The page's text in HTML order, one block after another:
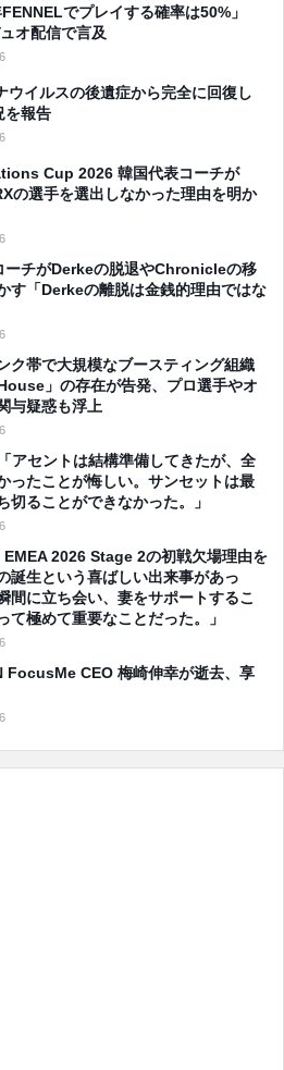
でプレイする確率は50%」
オ配信で言及
ウイルスの後遺症から完全に回復し
を報告
Cup 2026 韓国代表コーチが
の選手を選出しなかった理由を明か
ーチがDerkeの脱退やChronicleの移
す「Derkeの離脱は金銭的理由ではな
ク帯で大規模なブースティング組織
」の存在が告発、プロ選手やオ
与疑惑も浮上
アセントは結構準備してきたが、全
ったことが悔しい。サンセットは最
切ることができなかった。」
2026 Stage 2の初戦欠場理由を
誕生という喜ばしい出来事があっ
間に立ち会い、妻をサポートするこ
て極めて重要なことだった。」
CEO 梅崎伸幸が逝去、享